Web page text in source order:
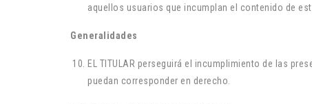
aquellos usuarios que incumplan el contenido de
Generalidades
EL TITULAR perseguirá el incumplimiento de las
puedan corresponder en derecho.